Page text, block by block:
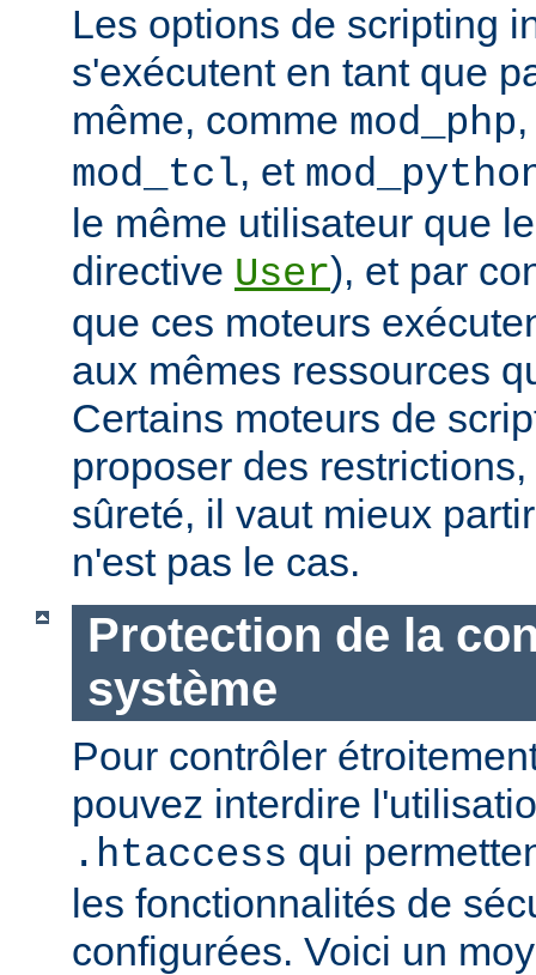
Les options de scripting
s'exécutent en tant que
même, comme mod_php
mod_tcl, et
le même utilisateur que
directive User), et par
que ces moteurs
aux mêmes ressources
Certains moteurs de
proposer des
sûreté, il vaut mieux
n'est pas le cas.
Protection de la
système
Pour contrôler
pouvez interdire
.htaccess qui
les fonctionnalités de
configurées. Voici un